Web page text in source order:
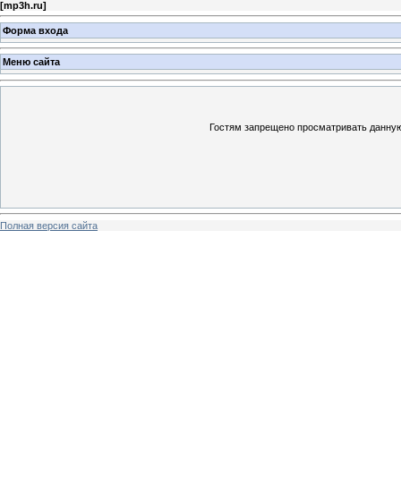
[mp3h.ru]
Форма входа
Меню сайта
Гостям запрещено просматривать
Полная версия сайта